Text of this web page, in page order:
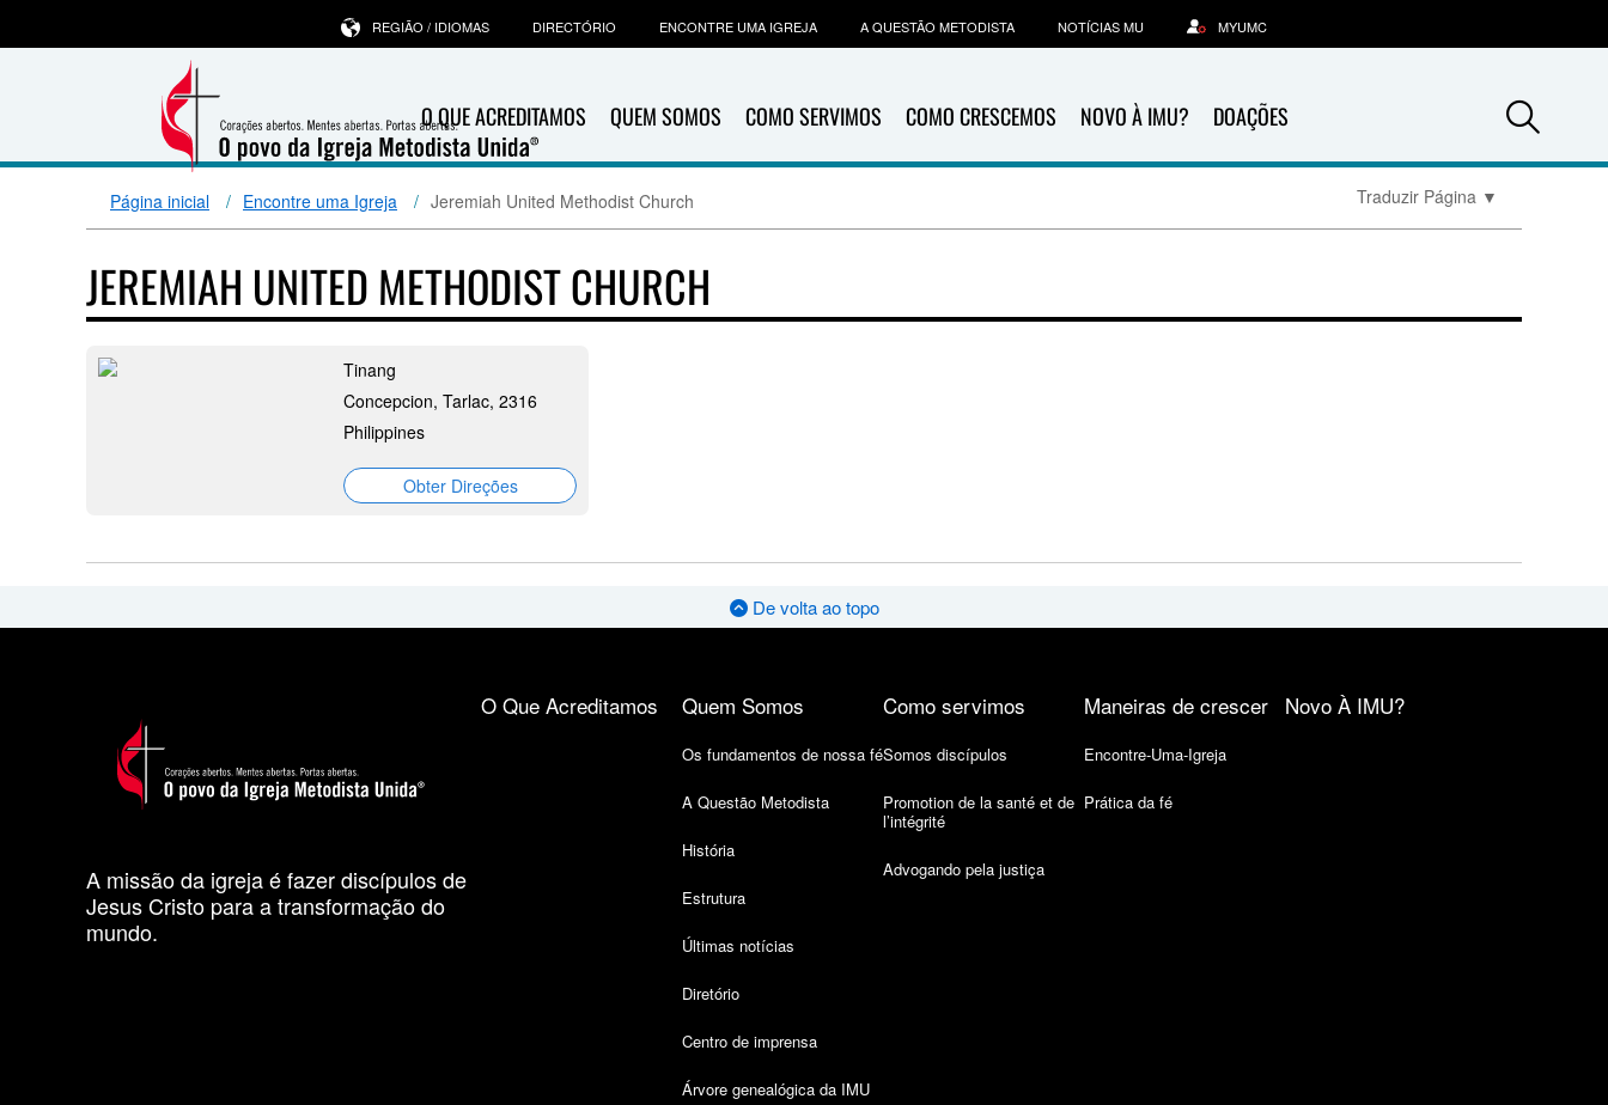
O QUE ACREDITAMOS QUEM SOMOS COMO SERVIMOS COMO CRESCEMOS NOVO À IMU? DOAÇÕES
REGIÃO / IDIOMAS DIRECTÓRIO ENCONTRE UMA IGREJA A QUESTÃO METODISTA NOTÍCIAS MU MYUMC
Página inicial Encontre uma Igreja Jeremiah United Methodist Church Traduzir Página ▼
JEREMIAH UNITED METHODIST CHURCH
Tinang
Concepcion, Tarlac, 2316
Philippines
Obter Direções
De volta ao topo
A missão da igreja é fazer discípulos de
Jesus Cristo para a transformação do
mundo.
O Que Acreditamos Quem Somos
Os fundamentos de nossa fé
A Questão Metodista
História
Estrutura
Últimas notícias
Diretório
Centro de imprensa
Árvore genealógica da IMU
Como servimos
Somos discípulos
Promotion de la santé et de
l’intégrité
Advogando pela justiça
Maneiras de crescer
Encontre-Uma-Igreja
Prática da fé
Novo À IMU?